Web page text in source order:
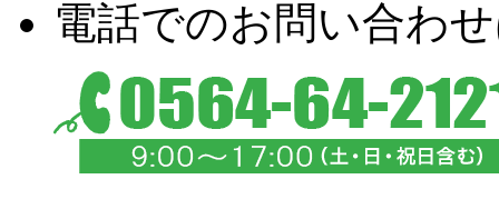
電話でのお問い合わ